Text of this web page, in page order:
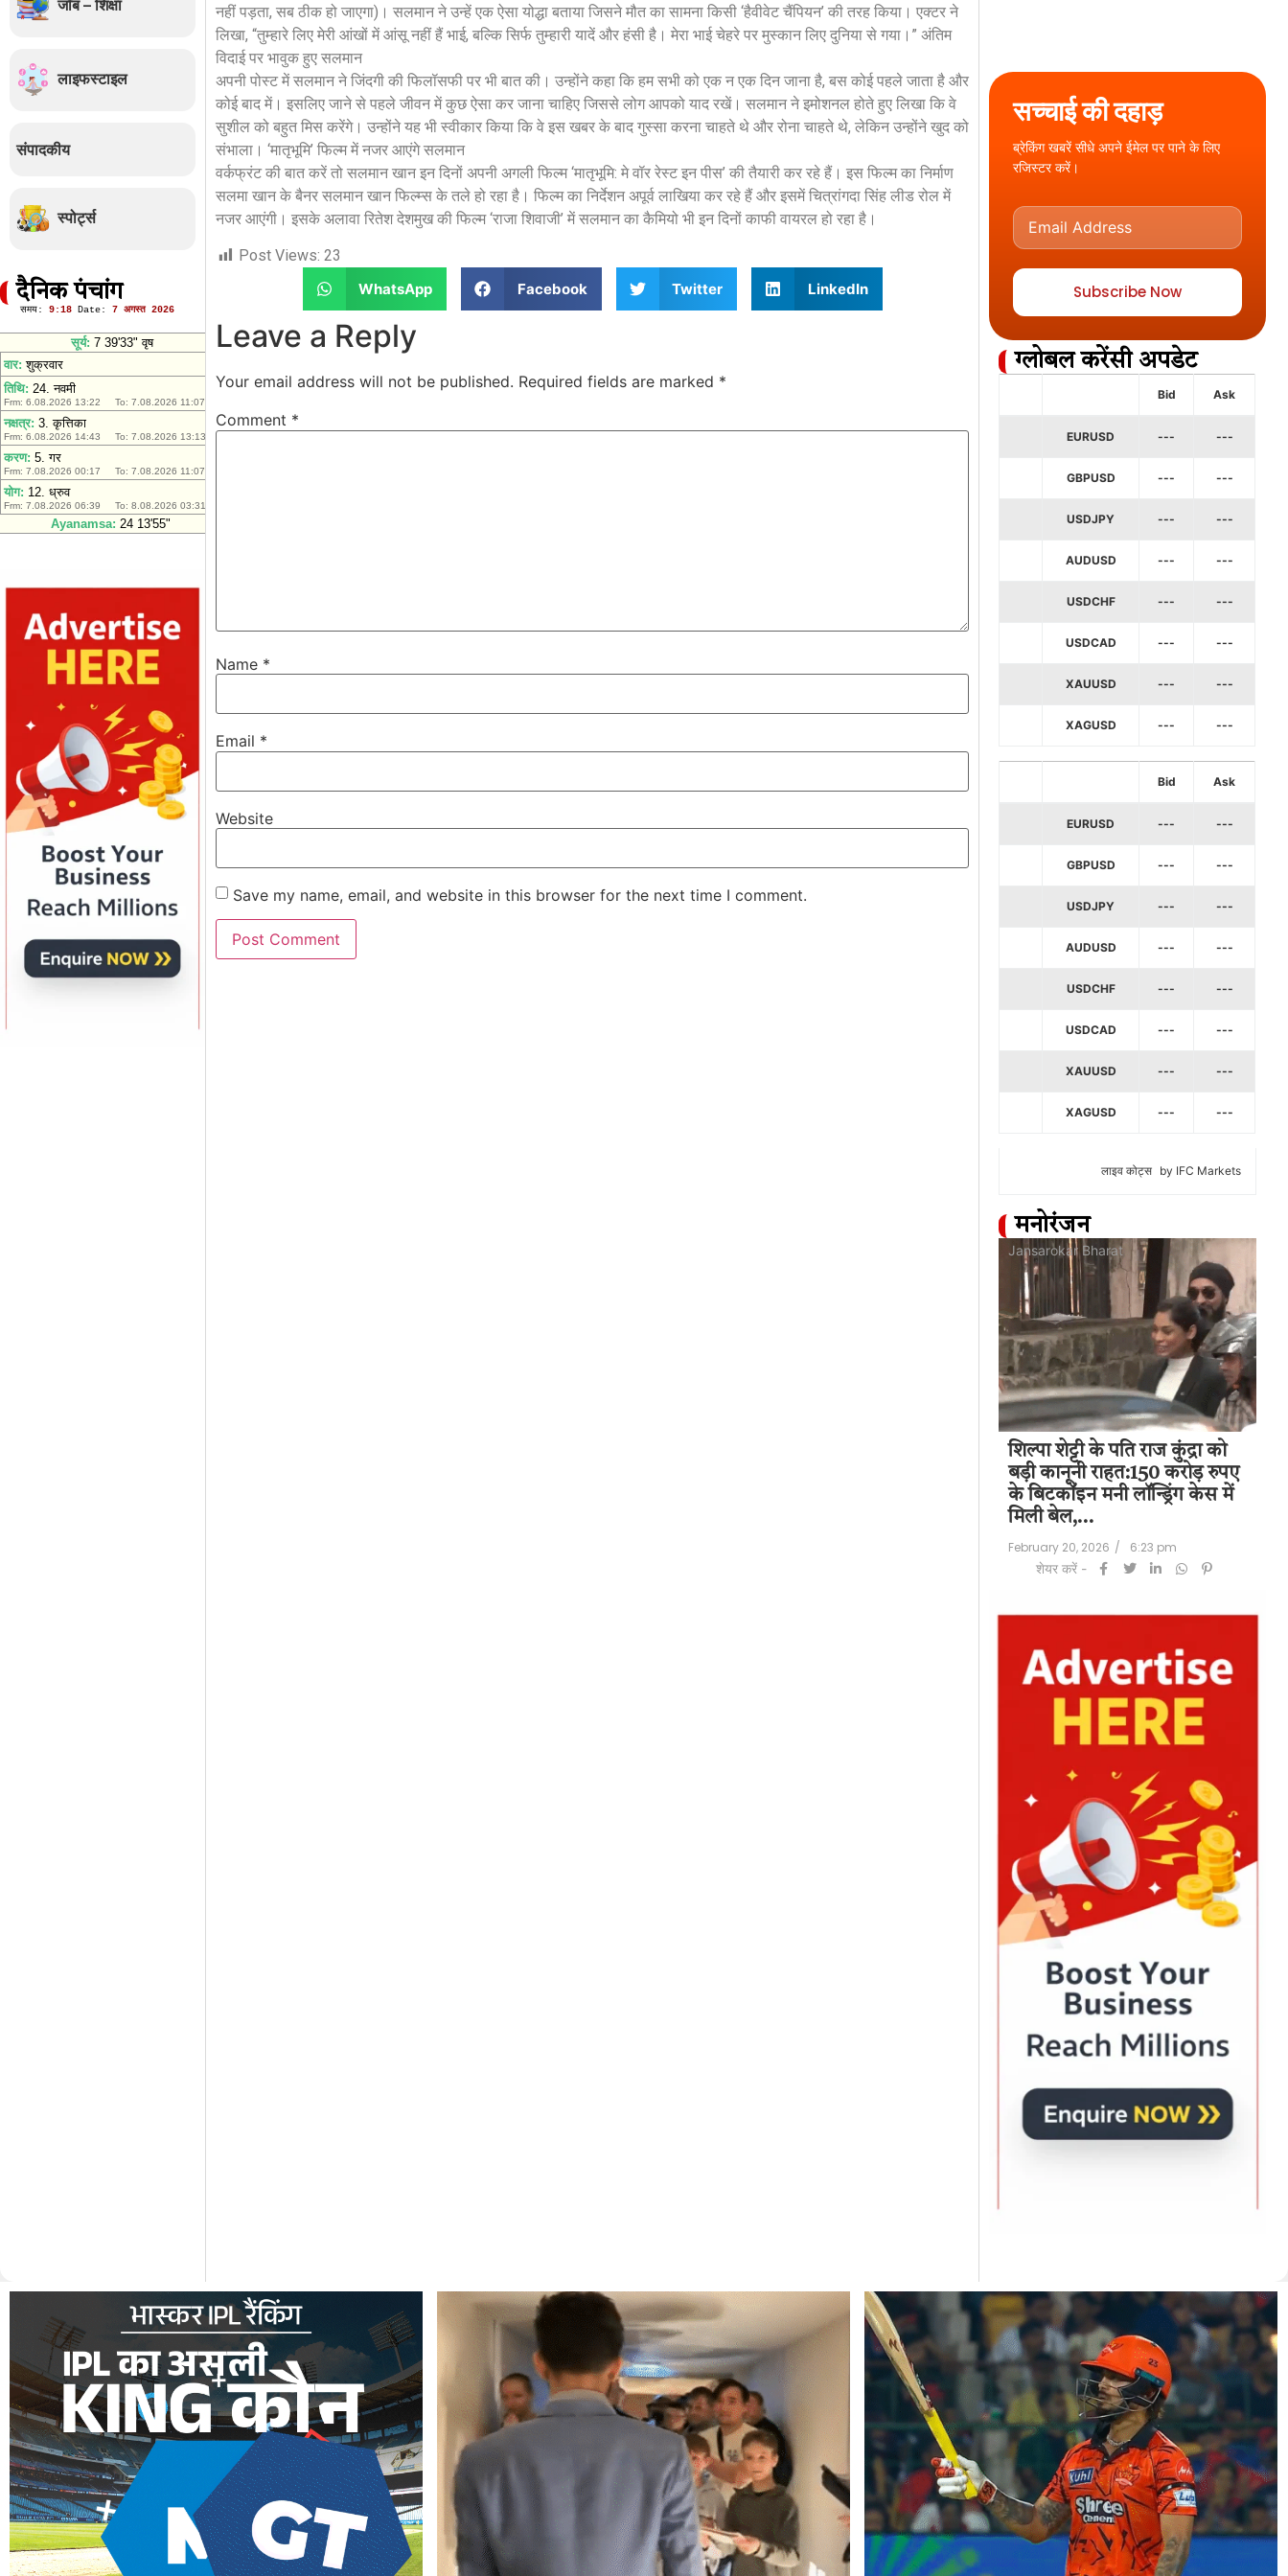
जॉब – शिक्षा
लाइफस्टाइल
संपादकीय
स्पोर्ट्स
दैनिक पंचांग
नहीं पड़ता, सब ठीक हो जाएगा)। सलमान ने उन्हें एक ऐसा योद्धा बताया जिसने मौत का सामना किसी ‘हैवीवेट चैंपियन’ की तरह किया। एक्टर ने
लिखा, “तुम्हारे लिए मेरी आंखों में आंसू नहीं हैं भाई, बल्कि सिर्फ तुम्हारी यादें और हंसी है। मेरा भाई चेहरे पर मुस्कान लिए दुनिया से गया।” अंतिम
विदाई पर भावुक हुए सलमान
अपनी पोस्ट में सलमान ने जिंदगी की फिलॉसफी पर भी बात की। उन्होंने कहा कि हम सभी को एक न एक दिन जाना है, बस कोई पहले जाता है और
कोई बाद में। इसलिए जाने से पहले जीवन में कुछ ऐसा कर जाना चाहिए जिससे लोग आपको याद रखें। सलमान ने इमोशनल होते हुए लिखा कि वे
सुशील को बहुत मिस करेंगे। उन्होंने यह भी स्वीकार किया कि वे इस खबर के बाद गुस्सा करना चाहते थे और रोना चाहते थे, लेकिन उन्होंने खुद को
संभाला। ‘मातृभूमि’ फिल्म में नजर आएंगे सलमान
वर्कफ्रंट की बात करें तो सलमान खान इन दिनों अपनी अगली फिल्म ‘मातृभूमि: मे वॉर रेस्ट इन पीस’ की तैयारी कर रहे हैं। इस फिल्म का निर्माण
सलमा खान के बैनर सलमान खान फिल्म्स के तले हो रहा है। फिल्म का निर्देशन अपूर्व लाखिया कर रहे हैं और इसमें चित्रांगदा सिंह लीड रोल में
नजर आएंगी। इसके अलावा रितेश देशमुख की फिल्म ‘राजा शिवाजी’ में सलमान का कैमियो भी इन दिनों काफी वायरल हो रहा है।
Post Views: 23
WhatsApp
Facebook Twitter LinkedIn
Leave a Reply
Your email address will not be published. Required fields are marked *
Comment *
Name *
Email *
Website
Save my name, email, and website in this browser for the next time I comment.
सच्चाई की दहाड़
ब्रेकिंग खबरें सीधे अपने ईमेल पर पाने के लिए
रजिस्टर करें।
Subscribe Now
ग्लोबल करेंसी अपडेट
Bid Ask
EURUSD --- ---
GBPUSD --- ---
USDJPY --- ---
AUDUSD --- ---
USDCHF --- ---
USDCAD --- ---
XAUUSD --- ---
XAGUSD --- ---
Bid Ask
EURUSD --- ---
GBPUSD --- ---
USDJPY --- ---
AUDUSD --- ---
USDCHF --- ---
USDCAD --- ---
XAUUSD --- ---
XAGUSD --- ---
लाइव कोट्स by IFC Markets
मनोरंजन
Jansarokar Bharat
सुप्रीम कोर्ट के हस्तक्षेप के बाद
एआर रहमान झुके:‘वीरा राजा वीरा’
में जूनियर डागर ब्रदर्स को क्रेडिट
देंगे; कॉपीराइट विवाद…
February 20, 2026 /
5:37 pm
शेयर करें -